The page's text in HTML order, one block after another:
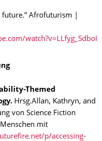
future.” Afrofuturism |
watch?v=LLfyg_SdboI
Themed
Hrsg.Allan, Kathryn, and
von Science Fiction
mit
p/accessing-